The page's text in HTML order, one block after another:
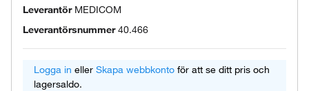
Leverantör MEDICOM
Leverantörsnummer 40.466
Logga in eller Skapa webbkonto för att se ditt pris och
lagersaldo.